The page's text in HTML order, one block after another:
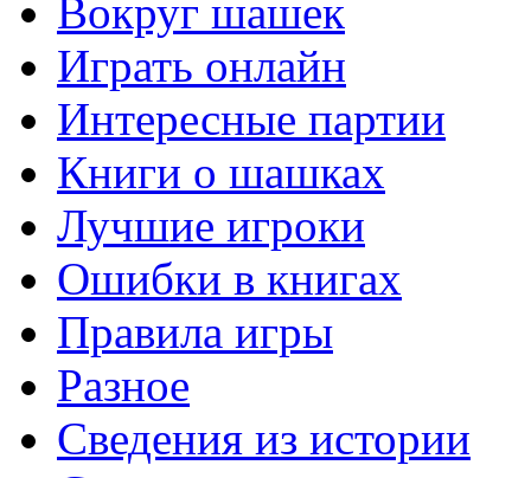
Вокруг шашек
Играть онлайн
Интересные партии
Книги о шашках
Лучшие игроки
Ошибки в книгах
Правила игры
Разное
Сведения из истории